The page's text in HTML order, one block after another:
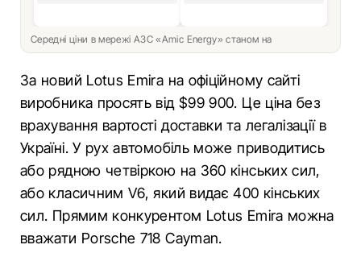
Середні ціни в мережі АЗС «Amic Energy» станом на
За новий Lotus Emira на офіційному сайті
виробника просять від $99 900. Це ціна без
врахування вартості доставки та легалізації в
Україні. У рух автомобіль може приводитись
або рядною четвіркою на 360 кінських сил,
або класичним V6, який видає 400 кінських
сил. Прямим конкурентом Lotus Emira можна
вважати Porsche 718 Cayman.